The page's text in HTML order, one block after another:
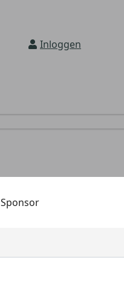
Inloggen
Sponsor